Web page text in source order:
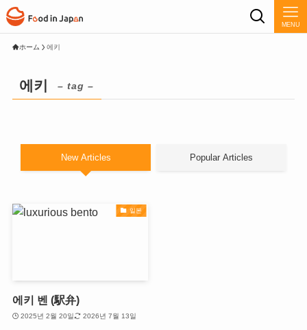
MENU
ホーム 에키
에키 – tag –
New Articles Popular Articles
일본
에키 벤 (駅弁)
2025년 2월 20일 2026년 7월 13일